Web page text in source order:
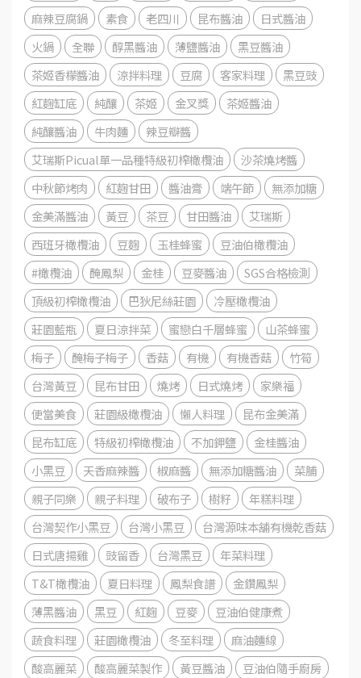
麻辣豆腐鍋
素食 老四川 昆布醬油
日式醬油
火鍋
全聯 醇黑醬油 薄鹽醬油
黑豆醬油
茶姬香檬醬油
涼拌料理 豆腐 客家料理
黑豆豉
紅麴缸底
純釀 茶姬 金叉獎
茶姬醬油
純釀醬油
牛肉麵
辣豆瓣醬
艾瑞斯Picual單一品種特級初榨橄欖油
沙茶燒烤醬
中秋節烤肉
紅麴甘田 醬油膏 端午節
無添加糖
金美滿醬油
黃豆 茶豆 甘田醬油
艾瑞斯
西班牙橄欖油
豆麴 玉桂蜂蜜
豆油伯橄欖油
#橄欖油
醃鳳梨 金桂 豆麥醬油
SGS合格檢測
頂級初榨橄欖油
巴狄尼絲莊園
冷壓橄欖油
莊園藍瓶
夏日涼拌菜 蜜戀白千層蜂蜜
山茶蜂蜜
梅子
醃梅子梅子 香菇 有機 有機香菇
竹筍
台灣黃豆
昆布甘田 燒烤 日式燒烤
家樂福
便當美食
莊園級橄欖油 懶人料理
昆布金美滿
昆布缸底
特級初榨橄欖油 不加鉀鹽
金桂醬油
小黑豆
天香麻辣醬 椒麻醬 無添加糖醬油
菜脯
親子同樂
親子料理 破布子 樹籽
年糕料理
台灣契作小黑豆
台灣小黑豆
台灣源味本舖有機乾香菇
日式唐揚雞
豉留香 台灣黑豆
年菜料理
T&T橄欖油
夏日料理 鳳梨食譜
金鑽鳳梨
薄黑醬油
黑豆 紅麴 豆麥
豆油伯健康煮
蔬食料理
莊園橄欖油 冬至料理
麻油麵線
酸高麗菜
酸高麗菜製作 黃豆醬油
豆油伯隨手廚房